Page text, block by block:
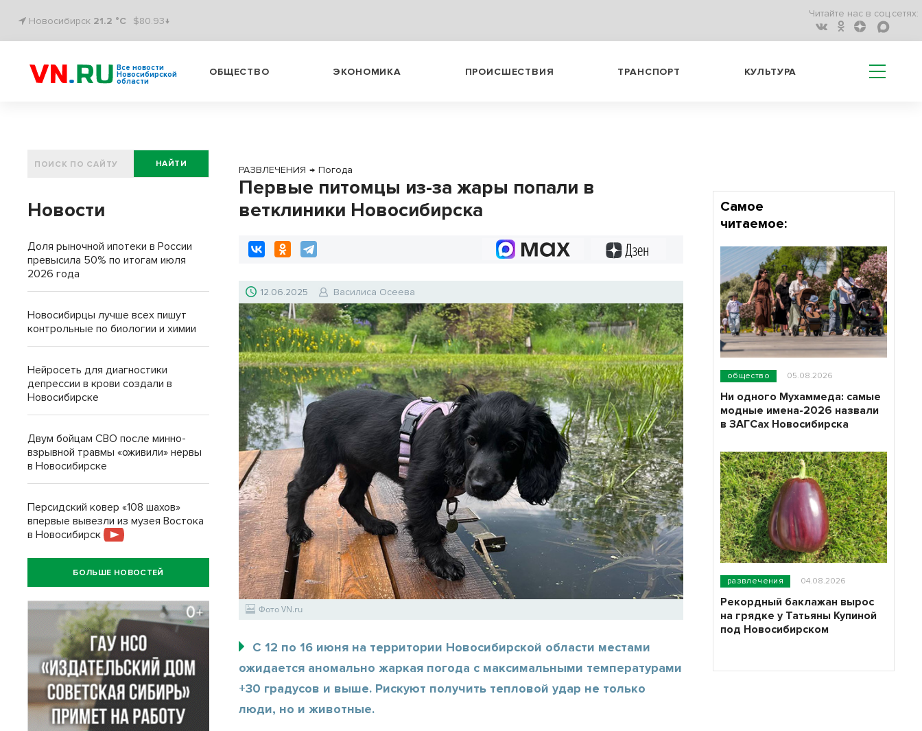
Новосибирск 21.2 °C $80.93↓
Читайте нас в соц.сетях:
Все новости
Новосибирской
области
ОБЩЕСТВО ЭКОНОМИКА ПРОИСШЕСТВИЯ ТРАНСПОРТ КУЛЬТУРА
РАЗВЛЕЧЕНИЯ → Погода
Первые питомцы из-за жары попали в
ветклиники Новосибирска
12.06.2025 Василиса Осеева
Фото VN.ru
С 12 по 16 июня на территории Новосибирской области местами
ожидается аномально жаркая погода с максимальными температурами
+30 градусов и выше. Рискуют получить тепловой удар не только
люди, но и животные.
НАЙТИ
Новости
Доля рыночной ипотеки в России
превысила 50% по итогам июля
2026 года
Новосибирцы лучше всех пишут
контрольные по биологии и химии
Нейросеть для диагностики
депрессии в крови создали в
Новосибирске
Двум бойцам СВО после минно-
взрывной травмы «оживили» нервы
в Новосибирске
Персидский ковер «108 шахов»
впервые вывезли из музея Востока
в Новосибирск
БОЛЬШЕ НОВОСТЕЙ
Самое
читаемое:
общество 05.08.2026
Ни одного Мухаммеда: самые
модные имена-2026 назвали
в ЗАГСах Новосибирска
развлечения 04.08.2026
Рекордный баклажан вырос
на грядке у Татьяны Купиной
под Новосибирском